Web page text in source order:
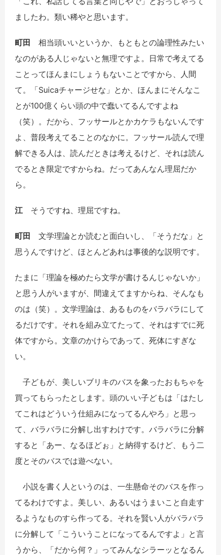
ましたわ。類い稀やと思います。
町田 相当頭いいというか、もともとの論理性みたい
なのがある人じゃないと無理ですよ。日常で考えてる
ことってほんまにしょうもないことですから、人間
て。「Suicaチャージせな」とか、ほんまにそんなこ
とが100億くらい頭の中で蠢いてるんですよね
（笑）。だから、フッサールとかカケラもないんです
よ、普段考えてることのなかに。フッサール読んで理
解できる人は、読んだときは考えるけど、それは読ん
でるとき限定ですからね。だってあんなん理屈だか
ら。
江 そうですね、理屈ですね。
町田 文学理論とか読むと面白いし、「そうだな」と
思うんですけど、ほとんどあれは事後的な説明です。
たまに「理論を極めたら文学が書けるんじゃないか」
と思う人がいますが、間違えてますからね、そんなも
のは（笑）。文学理論は、あるものをバラバラにして
るだけです。それを組み立てたって、それはすでに死
体ですから。文章のかけらであって、死体にすぎな
い。
子どもが、美しいブリキのバスを象ったおもちゃを
買ってもらったとします。頭のいい子どもは「はたし
てこれはどういう仕組みになってるんやろ」と思っ
て、バラバラに分解し出すわけです。バラバラに分解
すると「あー、なるほどぉ」と納得するけど、もう二
度とそのバスでは遊べない。
小説を書く人というのは、一生懸命そのバスを作っ
てるわけですよ。美しい、あるいはうまいこと自走す
るようなものすら作ってる。それを賢い人がバラバラ
に分解して「こういうことになってるんですよ」と言
うから、「だから何？」ってみんなシラーッとなるん